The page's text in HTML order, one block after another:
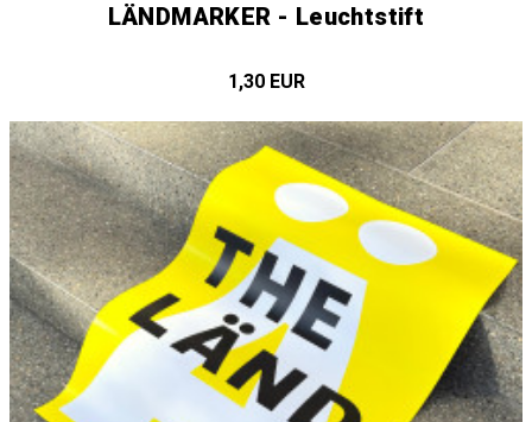
LÄNDMARKER - Leuchtstift
1,30 EUR